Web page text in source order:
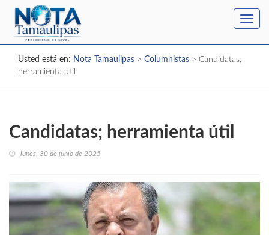
Usted está en: Nota Tamaulipas > Columnistas > Candidatas;
herramienta útil
Candidatas; herramienta útil
lunes, 30 de junio de 2025